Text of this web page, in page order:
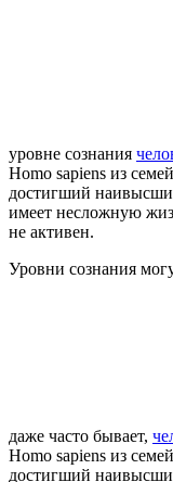
уровне сознания
Homo sapiens из
достигший
имеет несложную
не активен.
Уровни сознания
даже часто бывает,
Homo sapiens из
достигший